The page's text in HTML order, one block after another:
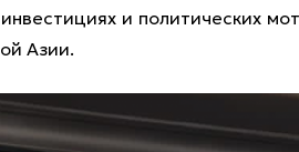
и политических
Азии.